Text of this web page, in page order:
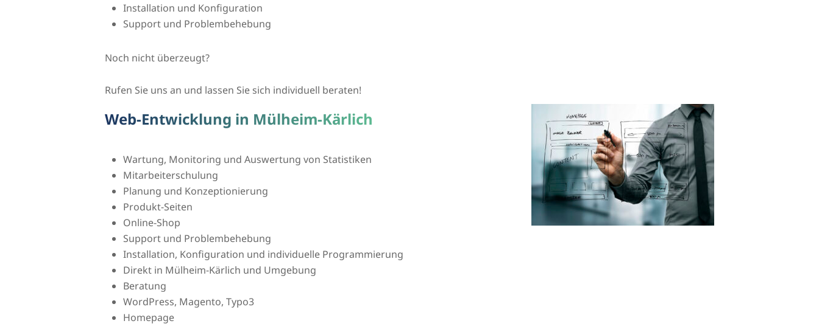
Installation und Konfiguration
Support und Problembehebung
Noch nicht überzeugt?
Rufen Sie uns an und lassen Sie sich individuell beraten!
Web-Entwicklung in Mülheim-Kärlich
Wartung, Monitoring und Auswertung von Statistiken
Mitarbeiterschulung
Planung und Konzeptionierung
Produkt-Seiten
Online-Shop
Support und Problembehebung
Installation, Konfiguration und individuelle Programmierung
Direkt in Mülheim-Kärlich und Umgebung
Beratung
WordPress, Magento, Typo3
Homepage